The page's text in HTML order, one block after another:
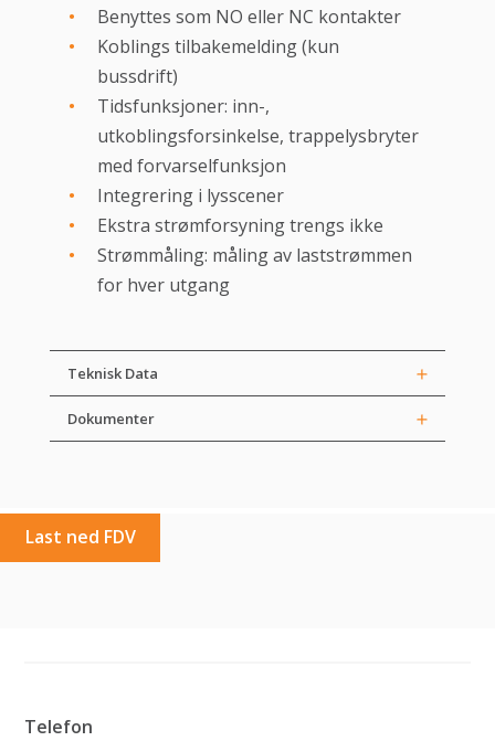
Benyttes som NO eller NC kontakter
Koblings tilbakemelding (kun
bussdrift)
Tidsfunksjoner: inn-,
utkoblingsforsinkelse, trappelysbryter
med forvarselfunksjon
Integrering i lysscener
Ekstra strømforsyning trengs ikke
Strømmåling: måling av laststrømmen
for hver utgang
Teknisk Data
Dokumenter
Last ned FDV
Telefon